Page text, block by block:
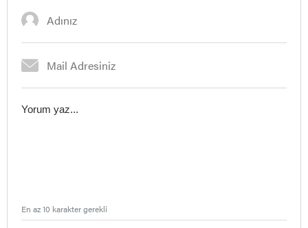
En az 10 karakter gerekli